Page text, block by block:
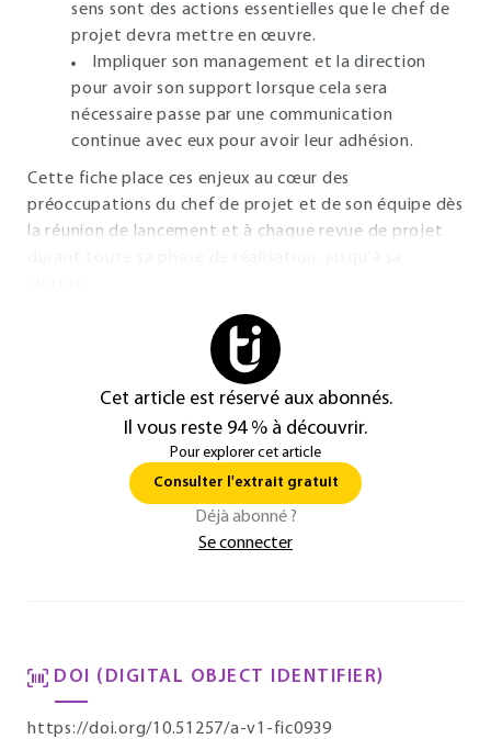
sens sont des actions essentielles que le chef de
projet devra mettre en œuvre.
Impliquer son management et la direction
pour avoir son support lorsque cela sera
nécessaire passe par une communication
continue avec eux pour avoir leur adhésion.
Cette fiche place ces enjeux au cœur des
préoccupations du chef de projet et de son équipe dès
la réunion de lancement et à chaque revue de projet
Cet article est réservé aux abonnés.
Il vous reste 94 % à découvrir.
Pour explorer cet article
Consulter l'extrait gratuit
Déjà abonné ?
Se connecter
DOI (DIGITAL OBJECT IDENTIFIER)
https://doi.org/10.51257/a-v1-fic0939